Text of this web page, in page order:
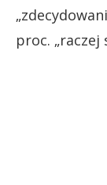
proc. „raczej